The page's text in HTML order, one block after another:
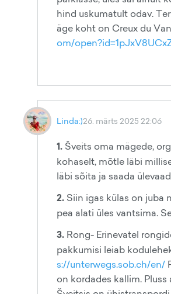
hind uskumatult odav.
äge koht on Creux du
om/
Linda:)26. märts 2025 22:06
1. Šveits oma mägede,
kohaselt, mõtle läbi
läbi sõita ja saada
2. Siin igas külas on juba
pea alati üles vantsima.
3. Rong- Erinevatel
pakkumisi leiab
s://unterwegs.sob.ch/en/
on kordades kallim.